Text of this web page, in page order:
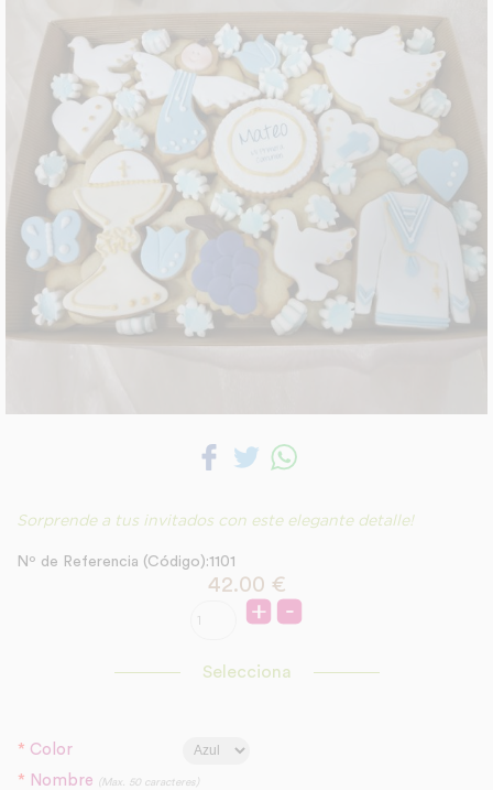
Sorprende a tus invitados con este elegante detalle!
Nº de Referencia (Código):1101
42.00 €
Selecciona
* Color
* Nombre (Max. 50 caracteres)